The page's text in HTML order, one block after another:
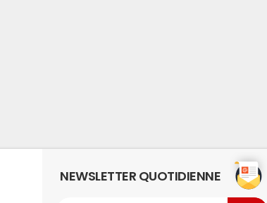
NEWSLETTER QUOTIDIENNE